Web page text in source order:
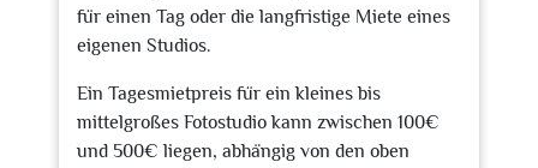
für einen Tag oder die langfristige Miete eines
eigenen Studios.
Ein Tagesmietpreis für ein kleines bis
mittelgroßes Fotostudio kann zwischen 100€
und 500€ liegen, abhängig von den oben